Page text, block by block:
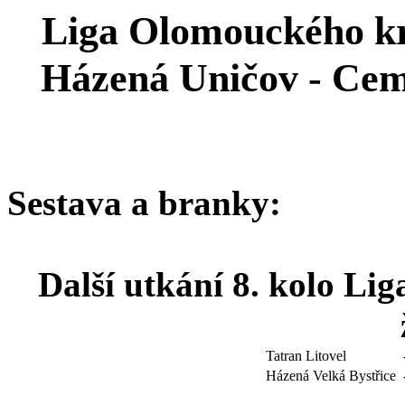
Liga Olomouckého
Házená Uničov -
Sestava a branky:
Další utkání 8. kolo
Tatran Litovel
Házená Velká Bystřice